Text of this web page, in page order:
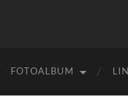
FOTOALBUM